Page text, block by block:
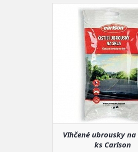
Vlhčené ubrousky na
ks Carlson